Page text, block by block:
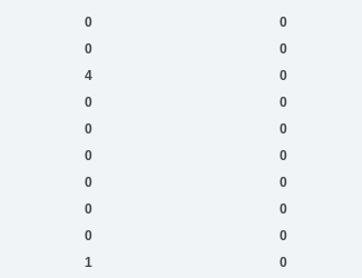
0 0
0 0
4 0
0 0
0 0
0 0
0 0
0 0
0 0
1 0